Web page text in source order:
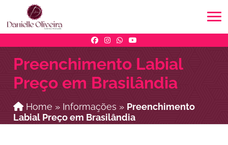
Preenchimento Labial
Preço em Brasilândia
Home » Informações » Preenchimento
Labial Preço em Brasilândia